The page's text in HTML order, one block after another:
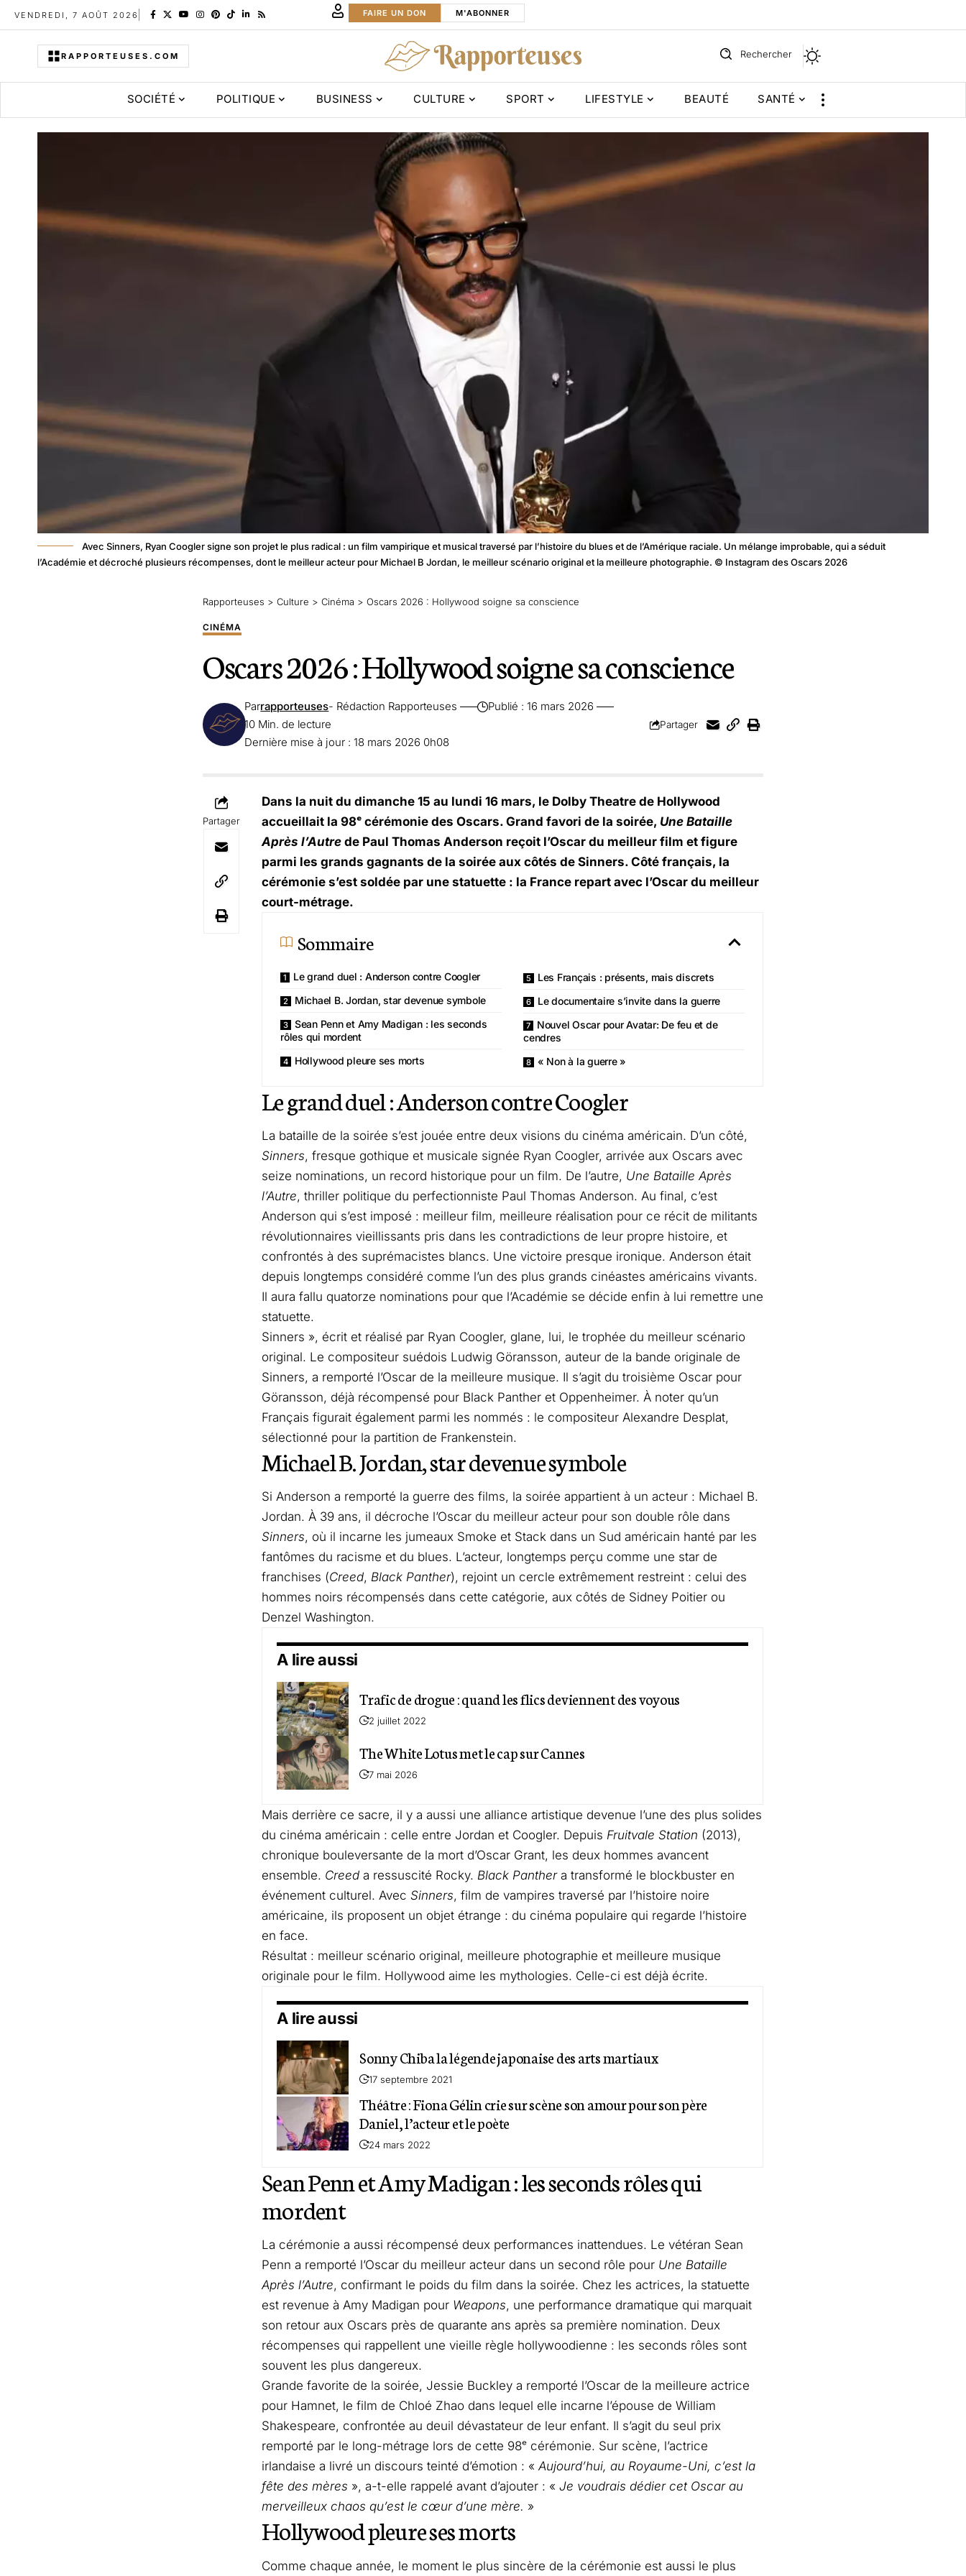
VENDREDI, 7 AOÛT 2026 FAIRE UN DON M'ABONNER
RAPPORTEUSES.COM Rechercher
SOCIÉTÉ POLITIQUE BUSINESS CULTURE SPORT LIFESTYLE BEAUTÉ SANTÉ
Avec Sinners, Ryan Coogler signe son projet le plus radical : un film vampirique et musical traversé par l’histoire du blues et de l’Amérique raciale. Un mélange improbable, qui a séduit
l’Académie et décroché plusieurs récompenses, dont le meilleur acteur pour Michael B Jordan, le meilleur scénario original et la meilleure photographie. © Instagram des Oscars 2026
Rapporteuses > Culture > Cinéma > Oscars 2026 : Hollywood soigne sa conscience
CINÉMA
Oscars 2026 : Hollywood soigne sa conscience
Dernière mise à jour : 18 mars 2026 0h08
Parrapporteuses- Rédaction Rapporteuses
Publié : 16 mars 2026
10 Min. de lecture
Partager
Partager
Dans la nuit du dimanche 15 au lundi 16 mars, le Dolby Theatre de Hollywood
accueillait la 98ᵉ cérémonie des Oscars. Grand favori de la soirée, Une Bataille
Après l’Autre de Paul Thomas Anderson reçoit l’Oscar du meilleur film et figure
parmi les grands gagnants de la soirée aux côtés de Sinners. Côté français, la
cérémonie s’est soldée par une statuette : la France repart avec l’Oscar du meilleur
court-métrage.
Sommaire
Le grand duel : Anderson contre Coogler
Michael B. Jordan, star devenue symbole
Sean Penn et Amy Madigan : les seconds
rôles qui mordent
Hollywood pleure ses morts
Les Français : présents, mais discrets
Le documentaire s’invite dans la guerre
Nouvel Oscar pour Avatar: De feu et de
cendres
« Non à la guerre »
Le grand duel : Anderson contre Coogler
La bataille de la soirée s’est jouée entre deux visions du cinéma américain. D’un côté,
Sinners, fresque gothique et musicale signée Ryan Coogler, arrivée aux Oscars avec
seize nominations, un record historique pour un film. De l’autre, Une Bataille Après
l’Autre, thriller politique du perfectionniste Paul Thomas Anderson. Au final, c’est
Anderson qui s’est imposé : meilleur film, meilleure réalisation pour ce récit de militants
révolutionnaires vieillissants pris dans les contradictions de leur propre histoire, et
confrontés à des suprémacistes blancs. Une victoire presque ironique. Anderson était
depuis longtemps considéré comme l’un des plus grands cinéastes américains vivants.
Il aura fallu quatorze nominations pour que l’Académie se décide enfin à lui remettre une
statuette.
Sinners », écrit et réalisé par Ryan Coogler, glane, lui, le trophée du meilleur scénario
original. Le compositeur suédois Ludwig Göransson, auteur de la bande originale de
Sinners, a remporté l’Oscar de la meilleure musique. Il s’agit du troisième Oscar pour
Göransson, déjà récompensé pour Black Panther et Oppenheimer. À noter qu’un
Français figurait également parmi les nommés : le compositeur Alexandre Desplat,
sélectionné pour la partition de Frankenstein.
Michael B. Jordan, star devenue symbole
Si Anderson a remporté la guerre des films, la soirée appartient à un acteur : Michael B.
Jordan. À 39 ans, il décroche l’Oscar du meilleur acteur pour son double rôle dans
Sinners, où il incarne les jumeaux Smoke et Stack dans un Sud américain hanté par les
fantômes du racisme et du blues. L’acteur, longtemps perçu comme une star de
franchises (Creed, Black Panther), rejoint un cercle extrêmement restreint : celui des
hommes noirs récompensés dans cette catégorie, aux côtés de Sidney Poitier ou
Denzel Washington.
A lire aussi
Trafic de drogue : quand les flics deviennent des voyous
2 juillet 2022
The White Lotus met le cap sur Cannes
7 mai 2026
Mais derrière ce sacre, il y a aussi une alliance artistique devenue l’une des plus solides
du cinéma américain : celle entre Jordan et Coogler. Depuis Fruitvale Station (2013),
chronique bouleversante de la mort d’Oscar Grant, les deux hommes avancent
ensemble. Creed a ressuscité Rocky. Black Panthera transformé le blockbuster en
événement culturel. Avec Sinners, film de vampires traversé par l’histoire noire
américaine, ils proposent un objet étrange : du cinéma populaire qui regarde l’histoire
en face.
Résultat : meilleur scénario original, meilleure photographie et meilleure musique
originale pour le film. Hollywood aime les mythologies. Celle-ci est déjà écrite.
A lire aussi
Sonny Chiba la légende japonaise des arts martiaux
17 septembre 2021
Théâtre : Fiona Gélin crie sur scène son amour pour son père
Daniel, l’acteur et le poète
24 mars 2022
Sean Penn et Amy Madigan : les seconds rôles qui
mordent
La cérémonie a aussi récompensé deux performances inattendues. Le vétéran Sean
Penn a remporté l’Oscar du meilleur acteur dans un second rôle pour Une Bataille
Après l’Autre, confirmant le poids du film dans la soirée. Chez les actrices, la statuette
est revenue à Amy Madigan pour Weapons, une performance dramatique qui marquait
son retour aux Oscars près de quarante ans après sa première nomination. Deux
récompenses qui rappellent une vieille règle hollywoodienne : les seconds rôles sont
souvent les plus dangereux.
Grande favorite de la soirée, Jessie Buckley a remporté l’Oscar de la meilleure actrice
pour Hamnet, le film de Chloé Zhao dans lequel elle incarne l’épouse de William
Shakespeare, confrontée au deuil dévastateur de leur enfant. Il s’agit du seul prix
remporté par le long-métrage lors de cette 98ᵉ cérémonie. Sur scène, l’actrice
irlandaise a livré un discours teinté d’émotion : « Aujourd’hui, au Royaume-Uni, c’est la
fête des mères », a-t-elle rappelé avant d’ajouter : « Je voudrais dédier cet Oscar au
merveilleux chaos qu’est le cœur d’une mère. »
Hollywood pleure ses morts
Comme chaque année, le moment le plus sincère de la cérémonie est aussi le plus